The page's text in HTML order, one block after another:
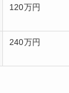
120万円
240万円